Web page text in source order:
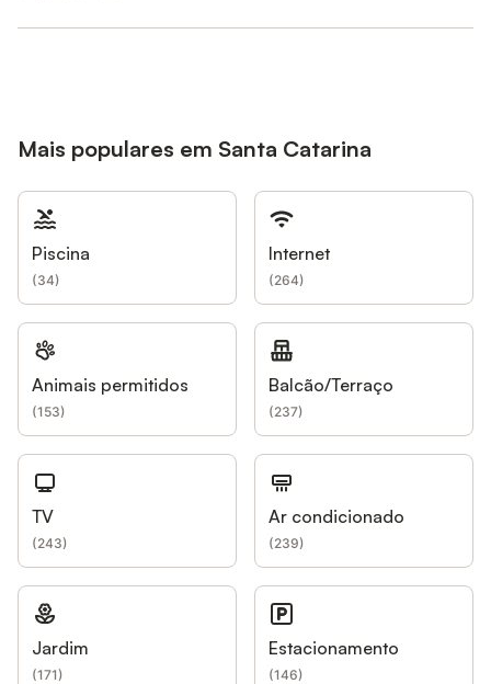
Mais populares em Santa Catarina
Piscina
(34)
Internet
(264)
Animais permitidos
(153)
Balcão/Terraço
(237)
TV
(243)
Ar condicionado
(239)
Jardim
(171)
Estacionamento
(146)